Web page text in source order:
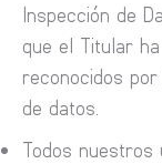
Inspección de
que el Titular
reconocidos
de datos.
Todos nuestros